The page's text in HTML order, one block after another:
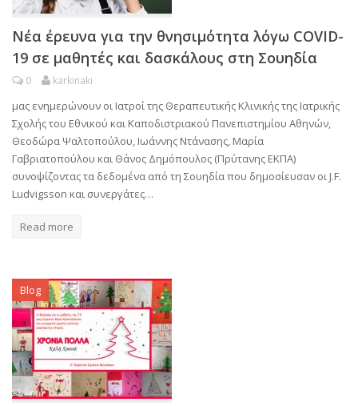
Νέα έρευνα για την θνησιμότητα λόγω COVID-
19 σε μαθητές και δασκάλους στη Σουηδία
0 karkinaki
μας ενημερώνουν οι Ιατροί της Θεραπευτικής Κλινικής της Ιατρικής
Σχολής του Εθνικού και Καποδιστριακού Πανεπιστημίου Αθηνών,
Θεοδώρα Ψαλτοπούλου, Ιωάννης Ντάνασης, Μαρία
Γαβριατοπούλου και Θάνος Δημόπουλος (Πρύτανης ΕΚΠΑ)
συνοψίζοντας τα δεδομένα από τη Σουηδία που δημοσίευσαν οι J.F.
Ludvigsson και συνεργάτες…
Read more
Blog